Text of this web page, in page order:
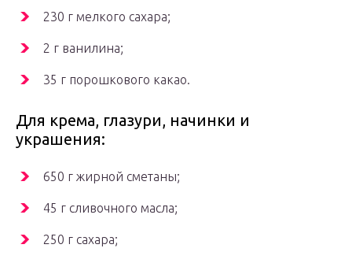
230 г мелкого сахара;
2 г ванилина;
35 г порошкового какао.
Для крема, глазури, начинки и
украшения:
650 г жирной сметаны;
45 г сливочного масла;
250 г сахара;